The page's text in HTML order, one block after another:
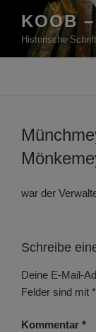
Inhalt
springen
KOOB
Historische
war der
Schreibe
Deine E-Mail-
Felder sind mit *
Kommentar *